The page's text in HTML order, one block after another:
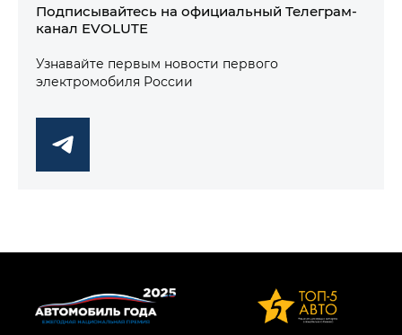
Подписывайтесь на официальный Телеграм-
канал EVOLUTE
Узнавайте первым новости первого
электромобиля России